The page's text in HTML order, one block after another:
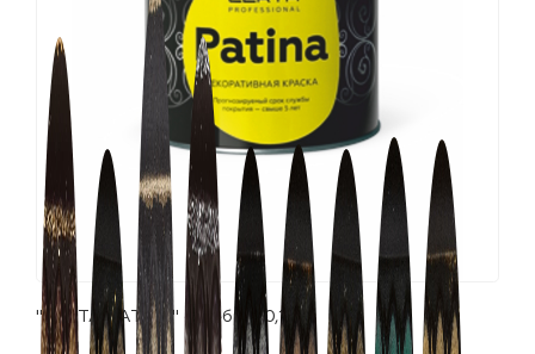
и эмали
"СERTA-PATINA" серебро (0,16кг)